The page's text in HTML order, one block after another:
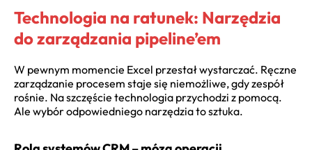
Technologia na ratunek: Narzędzia
do zarządzania pipeline’em
W pewnym momencie Excel przestał wystarczać. Ręczne
zarządzanie procesem staje się niemożliwe, gdy zespół
rośnie. Na szczęście technologia przychodzi z pomocą.
Ale wybór odpowiedniego narzędzia to sztuka.